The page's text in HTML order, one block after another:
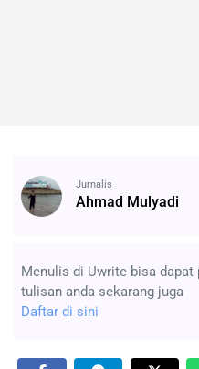
Jurnalis
Ahmad Mulyadi
Menulis di Uwrite bisa dapat
tulisan anda sekarang juga
Daftar di sini